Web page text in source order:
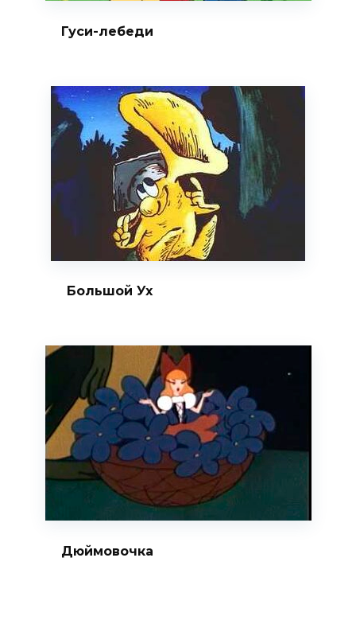
Гуси-лебеди
Большой Ух
Дюймовочка